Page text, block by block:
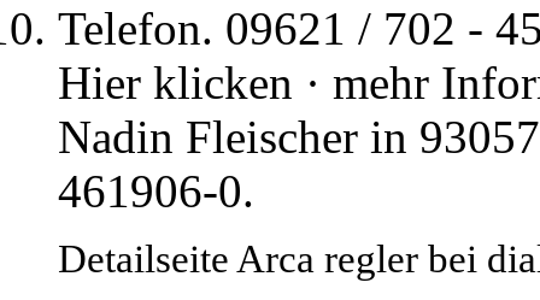
Telefon. 09621 / 702 -
Hier klicken · mehr
Nadin Fleischer in
461906-0.
Detailseite Arca regler bei